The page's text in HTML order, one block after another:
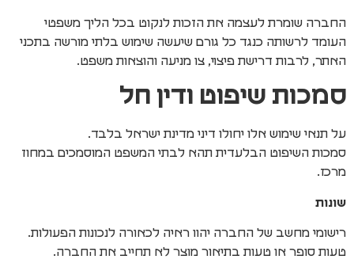
החברה שומרת לעצמה את הזכות לנקוט בכל הליך משפטי
העומד לרשותה כנגד כל גורם שיעשה שימוש בלתי מורשה בתכני
האתר, לרבות דרישת פיצוי, צו מניעה והוצאות משפט.
סמכות שיפוט ודין חל
על תנאי שימוש אלו יחולו דיני מדינת ישראל בלבד.
סמכות השיפוט הבלעדית תהא לבתי המשפט המוסמכים במחוז
מרכז.
שונות
רישומי מחשב של החברה יהוו ראיה לכאורה לנכונות הפעולות.
טעות סופר או טעות בתיאור מוצר לא תחייב את החברה.